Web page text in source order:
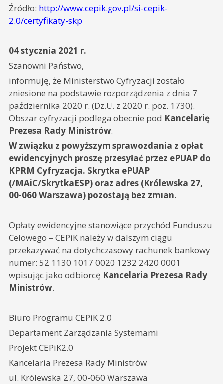
Źródło: http://www.cepik.gov.pl/si-cepik-
2.0/certyfikaty-skp
04 stycznia 2021 r.
Szanowni Państwo,
informuję, że Ministerstwo Cyfryzacji zostało
zniesione na podstawie rozporządzenia z dnia 7
października 2020 r. (Dz.U. z 2020 r. poz. 1730).
Obszar cyfryzacji podlega obecnie pod Kancelarię
Prezesa Rady Ministrów.
W związku z powyższym sprawozdania z opłat
ewidencyjnych proszę przesyłać przez ePUAP do
KPRM Cyfryzacja. Skrytka ePUAP
(/MAiC/SkrytkaESP) oraz adres (Królewska 27,
00-060 Warszawa) pozostają bez zmian.
Opłaty ewidencyjne stanowiące przychód Funduszu
Celowego – CEPiK należy w dalszym ciągu
przekazywać na dotychczasowy rachunek bankowy
numer: 52 1130 1017 0020 1232 2420 0001
wpisując jako odbiorcę Kancelaria Prezesa Rady
Ministrów.
Biuro Programu CEPiK 2.0
Departament Zarządzania Systemami
Projekt CEPiK2.0
Kancelaria Prezesa Rady Ministrów
ul. Królewska 27, 00-060 Warszawa